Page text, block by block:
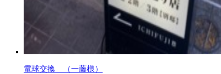
電球交換 （一藤様）